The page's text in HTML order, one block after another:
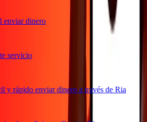
dinero
rápido enviar dinero a través de Ria